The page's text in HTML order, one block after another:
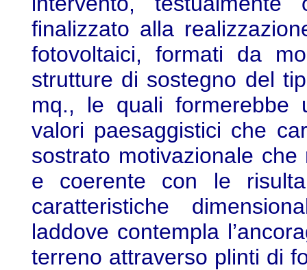
finalizzato alla
fotovoltaici, formati da
strutture di sostegno del
mq., le quali formerebbe
valori paesaggistici che
sostrato motivazionale
e coerente con le
caratteristiche
laddove contempla
terreno attraverso plinti di